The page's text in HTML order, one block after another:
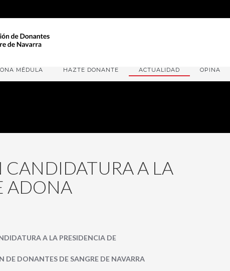
MÉDULA HAZTE DONANTE ACTUALIDAD OPINA
A LA
ADONA
A LA PRESIDENCIA DE
DE DONANTES DE SANGRE DE NAVARRA